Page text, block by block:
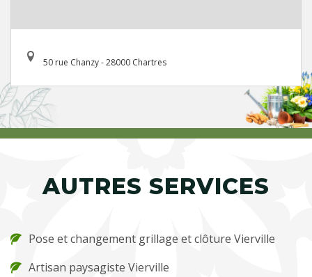
50 rue Chanzy - 28000 Chartres
AUTRES SERVICES
Pose et changement grillage et clôture Vierville
Artisan paysagiste Vierville